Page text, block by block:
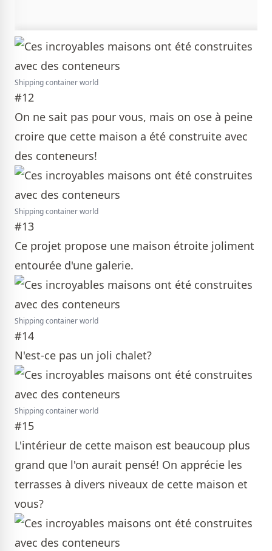
Shipping container world
#12
On ne sait pas pour vous, mais on ose à peine
croire que cette maison a été construite avec
des conteneurs!
Shipping container world
#13
Ce projet propose une maison étroite joliment
entourée d'une galerie.
Shipping container world
#14
N'est-ce pas un joli chalet?
Shipping container world
#15
L'intérieur de cette maison est beaucoup plus
grand que l'on aurait pensé! On apprécie les
terrasses à divers niveaux de cette maison et
vous?